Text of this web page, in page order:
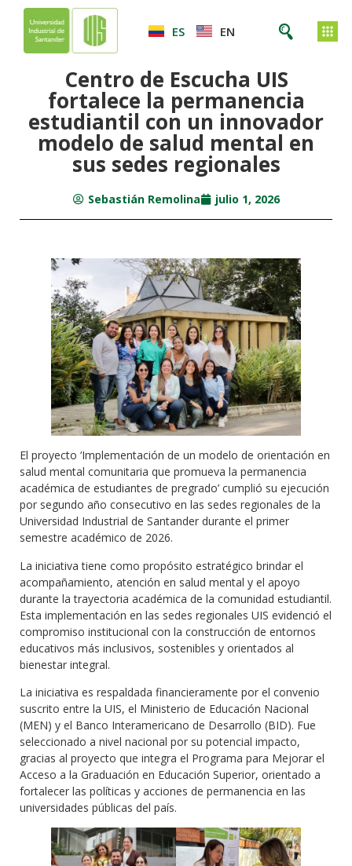
ES EN
Centro de Escucha UIS
fortalece la permanencia
estudiantil con un innovador
modelo de salud mental en
sus sedes regionales
Sebastián Remolina julio 1, 2026
El proyecto ‘Implementación de un modelo de orientación en
salud mental comunitaria que promueva la permanencia
académica de estudiantes de pregrado’ cumplió su ejecución
por segundo año consecutivo en las sedes regionales de la
Universidad Industrial de Santander durante el primer
semestre académico de 2026.
La iniciativa tiene como propósito estratégico brindar el
acompañamiento, atención en salud mental y el apoyo
durante la trayectoria académica de la comunidad estudiantil.
Esta implementación en las sedes regionales UIS evidenció el
compromiso institucional con la construcción de entornos
educativos más inclusivos, sostenibles y orientados al
bienestar integral.
La iniciativa es respaldada financieramente por el convenio
suscrito entre la UIS, el Ministerio de Educación Nacional
(MEN) y el Banco Interamericano de Desarrollo (BID). Fue
seleccionado a nivel nacional por su potencial impacto,
gracias al proyecto que integra el Programa para Mejorar el
Acceso a la Graduación en Educación Superior, orientado a
fortalecer las políticas y acciones de permanencia en las
universidades públicas del país.